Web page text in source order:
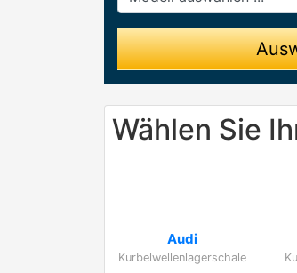
Wählen Sie
Audi
Kurbelwellenlagerschale